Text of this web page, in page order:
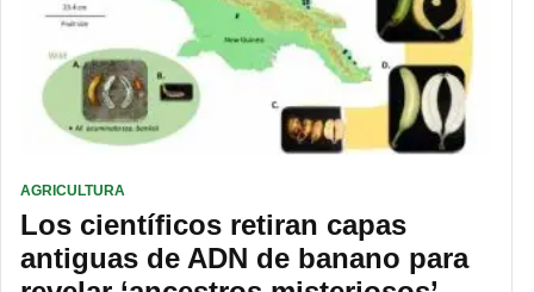
AGRICULTURA
Los científicos retiran capas
antiguas de ADN de banano para